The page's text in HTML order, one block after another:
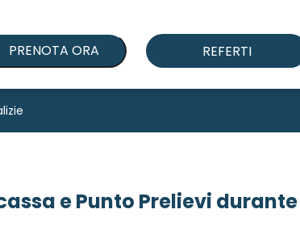
PRENOTA ORA REFERTI
e Punto Prelievi